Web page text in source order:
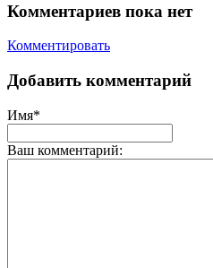
Комментариев пока нет
Комментировать
Добавить комментарий
Имя*
Ваш комментарий: